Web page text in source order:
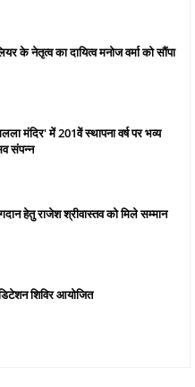
के नेतृत्व का दायित्व मनोज वर्मा को सौंपा
मंदिर' में 201वें स्थापना वर्ष पर भव्य
संपन्न
हेतु राजेश श्रीवास्तव को मिले सम्मान
शिविर आयोजित